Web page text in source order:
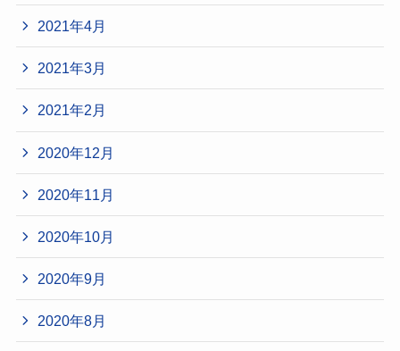
2021年4月
2021年3月
2021年2月
2020年12月
2020年11月
2020年10月
2020年9月
2020年8月